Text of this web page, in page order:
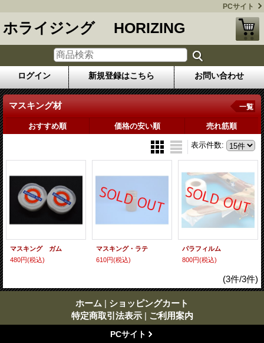
PCサイト
ホライジング HORIZING
ログイン 新規登録はこちら お問い合わせ
マスキング材 一覧
おすすめ順 価格の安い順 売れ筋順
表示件数:
マスキング ガム
480円(税込)
マスキング・ラテ
610円(税込)
パラフィルム
800円(税込)
(3件/3件)
ホーム | ショッピングカート
特定商取引法表示 | ご利用案内
PCサイト